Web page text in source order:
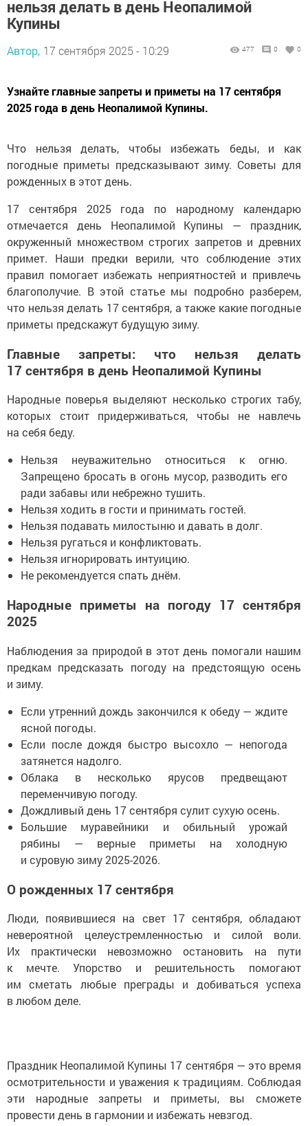
нельзя делать в день Неопалимой
Купины
Автор, 17 сентября 2025 - 10:29 477 0 0
Узнайте главные запреты и приметы на 17 сентября
2025 года в день Неопалимой Купины.
Что нельзя делать, чтобы избежать беды, и как
погодные приметы предсказывают зиму. Советы для
рожденных в этот день.
17 сентября 2025 года по народному календарю
отмечается день Неопалимой Купины — праздник,
окруженный множеством строгих запретов и древних
примет. Наши предки верили, что соблюдение этих
правил помогает избежать неприятностей и привлечь
благополучие. В этой статье мы подробно разберем,
что нельзя делать 17 сентября, а также какие погодные
приметы предскажут будущую зиму.
Главные запреты: что нельзя делать
17 сентября в день Неопалимой Купины
Народные поверья выделяют несколько строгих табу,
которых стоит придерживаться, чтобы не навлечь
на себя беду.
Нельзя неуважительно относиться к огню.
Запрещено бросать в огонь мусор, разводить его
ради забавы или небрежно тушить.
Нельзя ходить в гости и принимать гостей.
Нельзя подавать милостыню и давать в долг.
Нельзя ругаться и конфликтовать.
Нельзя игнорировать интуицию.
Не рекомендуется спать днём.
Народные приметы на погоду 17 сентября
2025
Наблюдения за природой в этот день помогали нашим
предкам предсказать погоду на предстоящую осень
и зиму.
Если утренний дождь закончился к обеду — ждите
ясной погоды.
Если после дождя быстро высохло — непогода
затянется надолго.
Облака в несколько ярусов предвещают
переменчивую погоду.
Дождливый день 17 сентября сулит сухую осень.
Большие муравейники и обильный урожай
рябины — верные приметы на холодную
и суровую зиму 2025-2026.
О рожденных 17 сентября
Люди, появившиеся на свет 17 сентября, обладают
невероятной целеустремленностью и силой воли.
Их практически невозможно остановить на пути
к мечте. Упорство и решительность помогают
им сметать любые преграды и добиваться успеха
в любом деле.
Праздник Неопалимой Купины 17 сентября — это время
осмотрительности и уважения к традициям. Соблюдая
эти народные запреты и приметы, вы сможете
провести день в гармонии и избежать невзгод.